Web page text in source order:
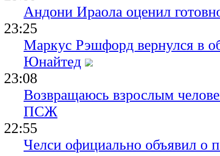
Андони Ираола оценил
23:25
Маркус Рэшфорд вернулся в
Юнайтед
23:08
Возвращаюсь взрослым
ПСЖ
22:55
Челси официально объявил о